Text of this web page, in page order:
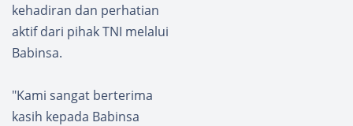
kehadiran dan perhatian
aktif dari pihak TNI melalui
Babinsa.
"Kami sangat berterima
kasih kepada Babinsa